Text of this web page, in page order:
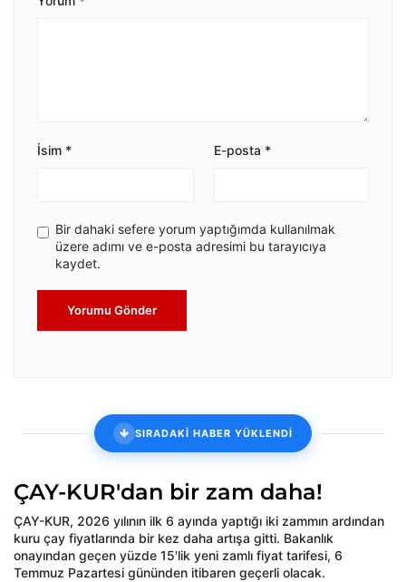
İsim * E-posta *
Bir dahaki sefere yorum yaptığımda kullanılmak
üzere adımı ve e-posta adresimi bu tarayıcıya
kaydet.
Yorumu Gönder
SIRADAKİ HABER YÜKLENDİ
ÇAY-KUR'dan bir zam daha!
ÇAY-KUR, 2026 yılının ilk 6 ayında yaptığı iki zammın ardından
kuru çay fiyatlarında bir kez daha artışa gitti. Bakanlık
onayından geçen yüzde 15'lik yeni zamlı fiyat tarifesi, 6
Temmuz Pazartesi gününden itibaren geçerli olacak.